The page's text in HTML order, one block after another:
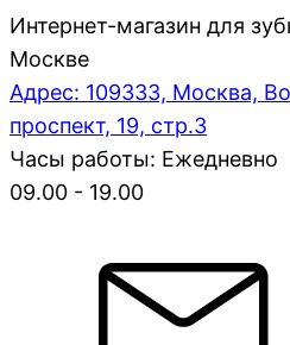
Интернет-магазин для
Москве
Адрес: 109333, Москва,
проспект, 19, стр.3
Часы работы: Ежедневно
09.00 - 19.00